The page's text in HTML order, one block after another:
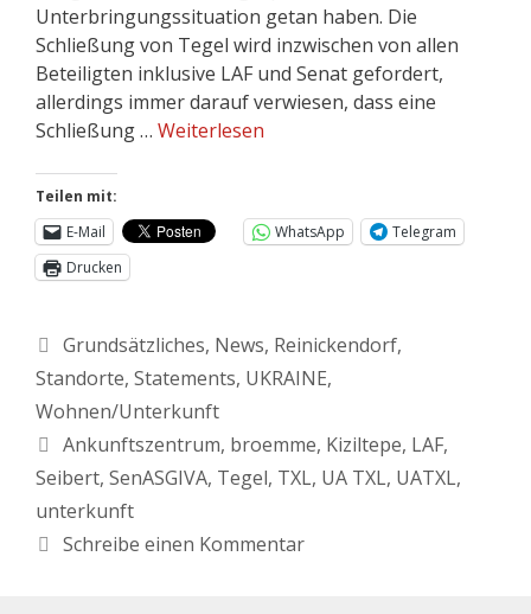
Unterbringungssituation getan haben. Die
Schließung von Tegel wird inzwischen von allen
Beteiligten inklusive LAF und Senat gefordert,
allerdings immer darauf verwiesen, dass eine
Schließung … Weiterlesen
Teilen mit:
E-Mail
WhatsApp
Telegram
Drucken
Grundsätzliches, News, Reinickendorf,
Standorte, Statements, UKRAINE,
Wohnen/Unterkunft
Ankunftszentrum, broemme, Kiziltepe, LAF,
Seibert, SenASGIVA, Tegel, TXL, UA TXL, UATXL,
unterkunft
Schreibe einen Kommentar